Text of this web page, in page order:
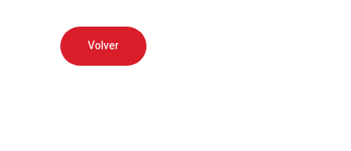
Volver